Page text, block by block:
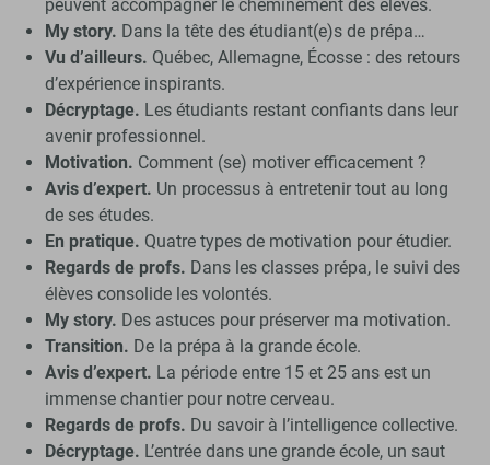
peuvent accompagner le cheminement des élèves.
My story. Dans la tête des étudiant(e)s de prépa…
Vu d’ailleurs. Québec, Allemagne, Écosse : des retours
d’expérience inspirants.
Décryptage. Les étudiants restant confiants dans leur
avenir professionnel.
Motivation. Comment (se) motiver efficacement ?
Avis d’expert. Un processus à entretenir tout au long
de ses études.
En pratique. Quatre types de motivation pour étudier.
Regards de profs. Dans les classes prépa, le suivi des
élèves consolide les volontés.
My story. Des astuces pour préserver ma motivation.
Transition. De la prépa à la grande école.
Avis d’expert. La période entre 15 et 25 ans est un
immense chantier pour notre cerveau.
Regards de profs. Du savoir à l’intelligence collective.
Décryptage. L’entrée dans une grande école, un saut